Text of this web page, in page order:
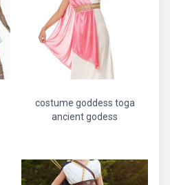
costume goddess toga
ancient godess